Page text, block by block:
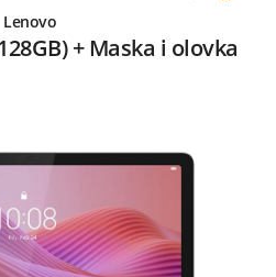
Lenovo
+ Maska i olovka